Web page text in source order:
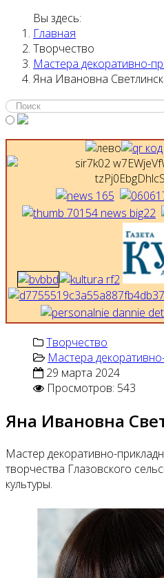
Вы здесь:
Главная
Творчество
Мастера декоративно-
Яна Ивановна
Творчество
Мастера
29 марта 2024
Просмотров: 543
Яна Ивановна
Мастер декоративно-
творчества Глазовского
культуры.